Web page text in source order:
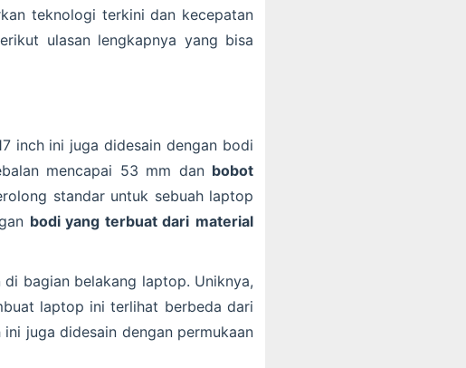
teknologi terkini dan kecepatan
ulasan lengkapnya yang bisa
inch ini juga didesain dengan bodi
mencapai 53 mm dan bobot
standar untuk sebuah laptop
bodi yang terbuat dari material
bagian belakang laptop. Uniknya,
laptop ini terlihat berbeda dari
juga didesain dengan permukaan